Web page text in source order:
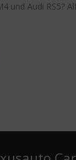
und Audi RS5?